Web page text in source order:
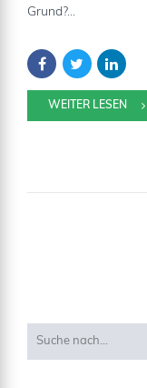
Grund?...
WEITER LESEN